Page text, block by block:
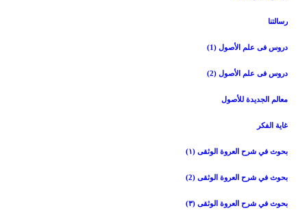
رسالتنا
دروس فی علم الأصول (1)
دروس فی علم الأصول (2)
معالم الجدیدة للأصول
غایة الفکر
بحوث في شرح العروة الوثقی (۱)
بحوث في شرح العروة الوثقی (2)
بحوث في شرح العروة الوثقی (۳)